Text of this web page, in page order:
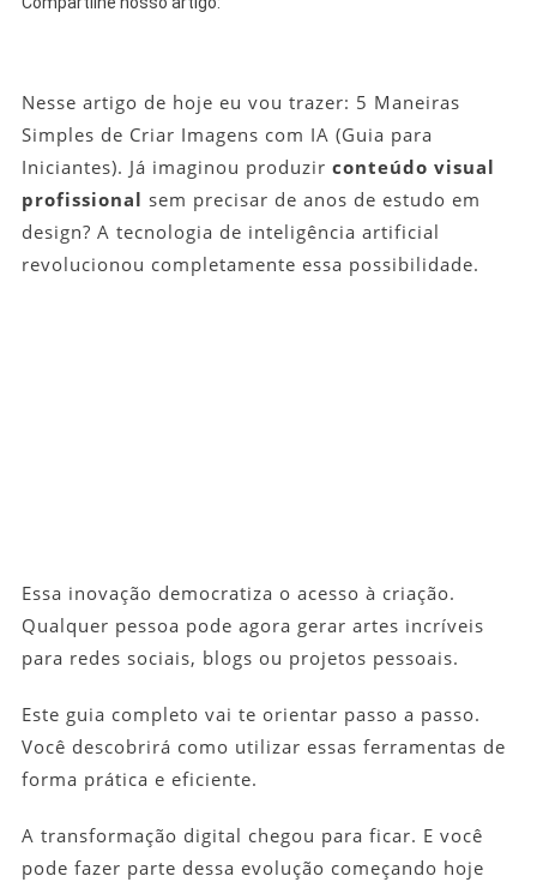
Para
Nesse artigo de hoje eu vou trazer: 5 Maneiras
Simples de Criar Imagens com IA (Guia para
Iniciantes). Já imaginou produzir conteúdo visual
profissional sem precisar de anos de estudo em
design? A tecnologia de inteligência artificial
revolucionou completamente essa possibilidade.
Essa inovação democratiza o acesso à criação.
Qualquer pessoa pode agora gerar artes incríveis
para redes sociais, blogs ou projetos pessoais.
Este guia completo vai te orientar passo a passo.
Você descobrirá como utilizar essas ferramentas de
forma prática e eficiente.
A transformação digital chegou para ficar. E você
pode fazer parte dessa evolução começando hoje